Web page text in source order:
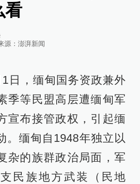
看
源： 澎湃新闻
日，缅甸国务资政兼外
季等民盟高层遭缅甸军
宣布接管政权，引起缅
。缅甸自1948年独立以
杂的族群政治局面，军
民族地方武装（民地